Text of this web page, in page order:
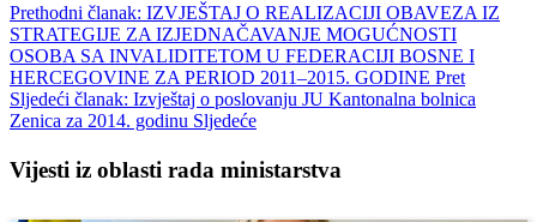
Prethodni članak: IZVJEŠTAJ O REALIZACIJI OBAVEZA IZ
STRATEGIJE ZA IZJEDNAČAVANJE MOGUĆNOSTI
OSOBA SA INVALIDITETOM U FEDERACIJI BOSNE I
HERCEGOVINE ZA PERIOD 2011–2015. GODINE Pret
Sljedeći članak: Izvještaj o poslovanju JU Kantonalna bolnica
Zenica za 2014. godinu Sljedeće
Vijesti iz oblasti rada ministarstva